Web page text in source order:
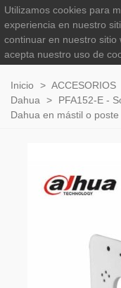
Inicio > ACCESORIOS
Dahua
>
PFA152-E -
Dahua en mástil o poste
Utilizamos cookies para
experiencia en nuestro
continuar en nuestro sitio
acepta nuestro uso de